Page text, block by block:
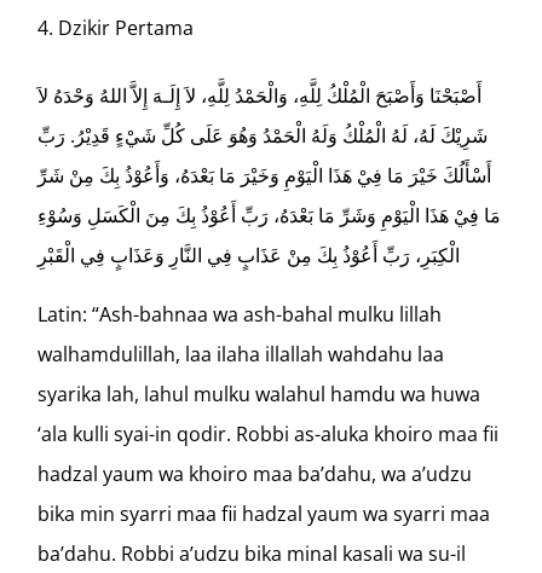
Dzikir Pertama
أَصْبَحْنَا وَأَصْبَحَ الْمُلْكُ لِلَّهِ، وَالْحَمْدُ لِلَّهِ، لاَ إِلَـهَ إِلاَّ اللهُ وَحْدَهُ لاَ
شَرِيْكَ لَهُ، لَهُ الْمُلْكُ وَلَهُ الْحَمْدُ وَهُوَ عَلَى كُلِّ شَيْءٍ قَدِيْرُ. رَبِّ
أَسْأَلُكَ خَيْرَ مَا فِيْ هَذَا الْيَوْمِ وَخَيْرَ مَا بَعْدَهُ، وَأَعُوْذُ بِكَ مِنْ شَرِّ
مَا فِيْ هَذَا الْيَوْمِ وَشَرِّ مَا بَعْدَهُ، رَبِّ أَعُوْذُ بِكَ مِنَ الْكَسَلِ وَسُوْءِ
الْكِبَرِ، رَبِّ أَعُوْذُ بِكَ مِنْ عَذَابٍ فِي النَّارِ وَعَذَابٍ فِي الْقَبْرِ
Latin: “Ash-bahnaa wa ash-bahal mulku lillah
walhamdulillah, laa ilaha illallah wahdahu laa
syarika lah, lahul mulku walahul hamdu wa huwa
‘ala kulli syai-in qodir. Robbi as-aluka khoiro maa fii
hadzal yaum wa khoiro maa ba’dahu, wa a’udzu
bika min syarri maa fii hadzal yaum wa syarri maa
ba’dahu. Robbi a’udzu bika minal kasali wa su-il